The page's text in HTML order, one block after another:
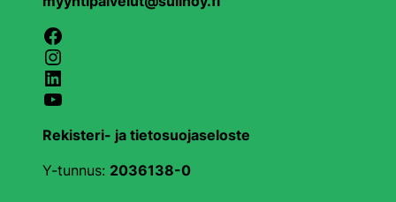
Facebook
Instagram
LinkedIn
YouTube
Rekisteri- ja tietosuojaseloste
Y-tunnus: 2036138-0